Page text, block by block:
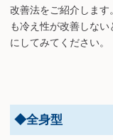
改善法をご紹介しま
も冷え性が改善しな
にしてみてください。
◆全身型